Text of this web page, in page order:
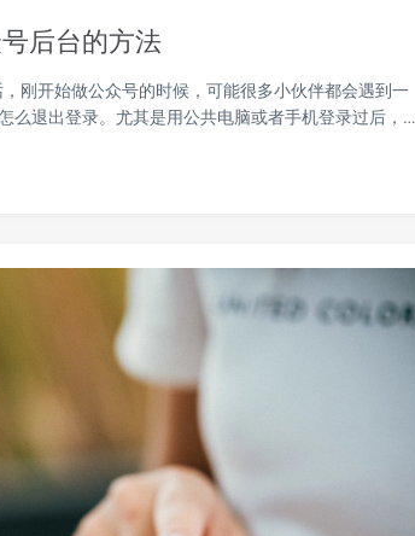
后台的方法
刚开始做公众号的时候，可能很多小伙伴都会遇到一
么退出登录。尤其是用公共电脑或者手机登录过后，…